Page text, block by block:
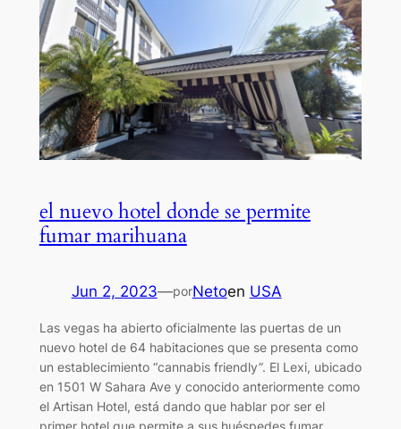
el nuevo hotel donde se permite
fumar marihuana
Jun 2, 2023—porNetoen USA
Las vegas ha abierto oficialmente las puertas de un
nuevo hotel de 64 habitaciones que se presenta como
un establecimiento “cannabis friendly”. El Lexi, ubicado
en 1501 W Sahara Ave y conocido anteriormente como
el Artisan Hotel, está dando que hablar por ser el
primer hotel que permite a sus huéspedes fumar